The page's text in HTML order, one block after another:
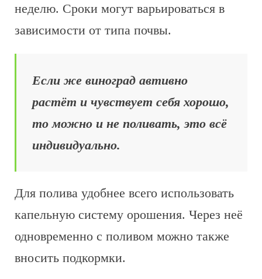
неделю. Сроки могут варьироваться в
зависимости от типа почвы.
Если же виноград автивно
растёт и чувствует себя хорошо,
то можно и не поливать, это всё
индивидуально.
Для полива удобнее всего использовать
капельную систему орошения. Через неё
одновременно с поливом можно также
вносить подкормки.